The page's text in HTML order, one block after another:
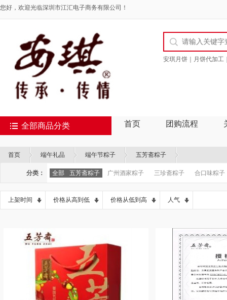
您好，欢迎光临深圳市江汇电子商务有限公司！
安琪月饼｜月饼代加工
全部商品分类 首页 团购流程
首页 端午礼品 端午节粽子 五芳斋粽子
分类： 全部 五芳斋粽子 广州酒家粽子 三珍斋粽子 合口味粽子
上架时间 价格从高到低 价格从低到高 人气